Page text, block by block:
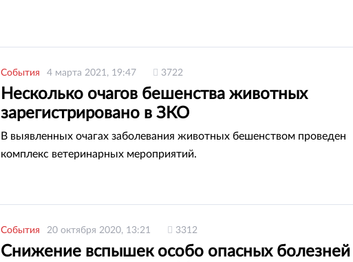
События 4 марта 2021, 19:47 3722
Несколько очагов бешенства животных
зарегистрировано в ЗКО
В выявленных очагах заболевания животных бешенством проведен
комплекс ветеринарных мероприятий.
События 20 октября 2020, 13:21 3312
Снижение вспышек особо опасных болезней